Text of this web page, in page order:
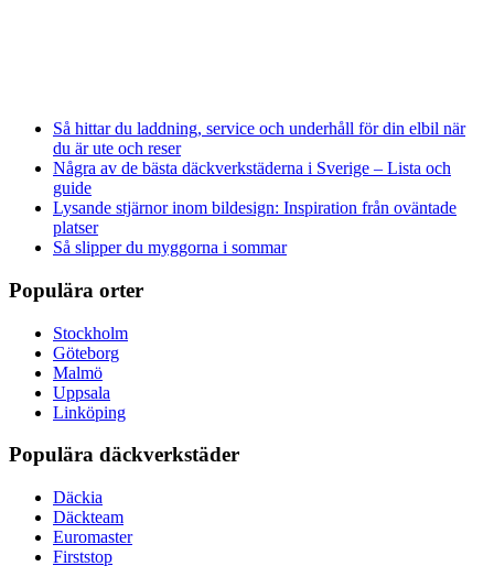
Så hittar du laddning, service och underhåll för din elbil när
du är ute och reser
Några av de bästa däckverkstäderna i Sverige – Lista och
guide
Lysande stjärnor inom bildesign: Inspiration från oväntade
platser
Så slipper du myggorna i sommar
Populära orter
Stockholm
Göteborg
Malmö
Uppsala
Linköping
Populära däckverkstäder
Däckia
Däckteam
Euromaster
Firststop